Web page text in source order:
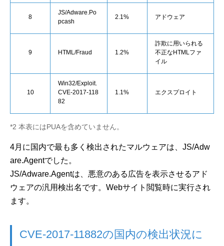
8
JS/Adware.Po
pcash
2.1% アドウェア
9 HTML/Fraud 1.2%
詐欺に用いられる
不正なHTMLファ
イル
10
Win32/Exploit.
CVE-2017-118
82
1.1% エクスプロイト
*2 本表にはPUAを含めていません。
4月に国内で最も多く検出されたマルウェアは、JS/Adw
are.Agentでした。
JS/Adware.Agentは、悪意のある広告を表示させるアド
ウェアの汎用検出名です。Webサイト閲覧時に実行され
ます。
CVE-2017-11882の国内の検出状況に